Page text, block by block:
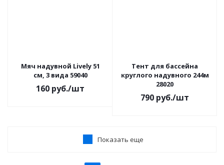
Мяч надувной Lively 51
см, 3 вида 59040
160 руб./шт
Тент для бассейна
круглого надувного 244м
28020
790 руб./шт
Показать еще